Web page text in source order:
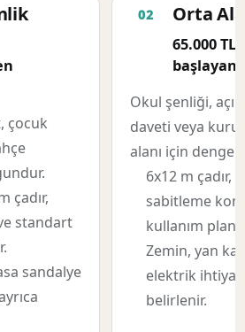
çocuk
çadır,
standart
sandalye
Orta
65.000
başlayan
Okul şenliği,
daveti veya
alanı için
6x12 m çadır,
sabitleme
kullanım
Zemin, yan
elektrik
belirlenir.